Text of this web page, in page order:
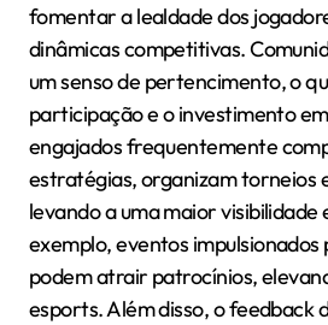
fomentar a lealdade dos
dinâmicas competitivas.
um senso de pertencimento, o
participação e o investimento
engajados frequentemente
estratégias, organizam torneios
levando a uma maior
exemplo, eventos impulsionados
podem atrair patrocínios,
esports. Além disso, o feedback